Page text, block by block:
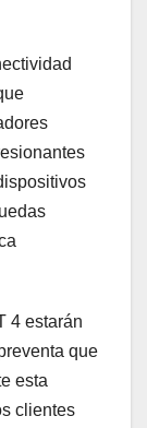
4 estarán
que
esta
clientes